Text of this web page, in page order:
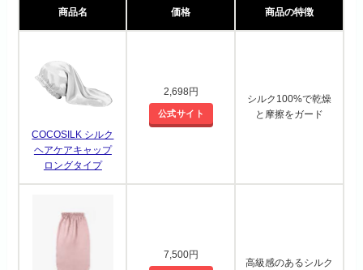
商品名 価格 商品の特徴
COCOSILK シルク
ヘアケアキャップ
ロングタイプ
2,698円
公式サイト
シルク100%で乾燥
と摩擦をガード
7,500円
高級感のあるシルク